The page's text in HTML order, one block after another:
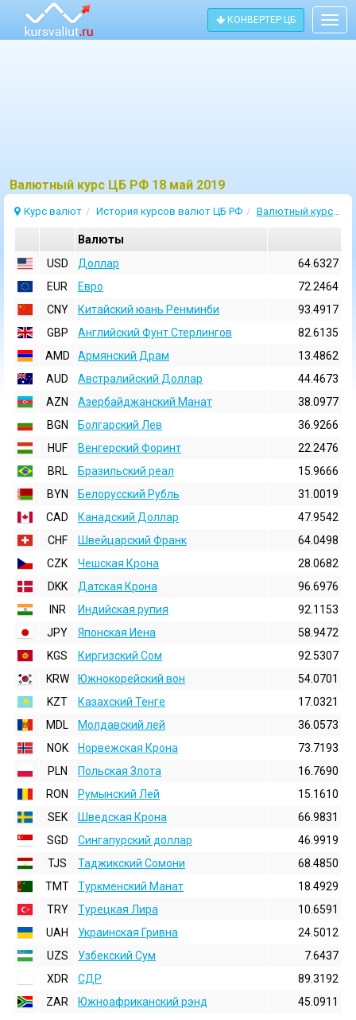
КОНВЕРТЕР ЦБ
Bалютный курс ЦБ РФ 18 май 2019
Курс валют История курсов валют ЦБ РФ Валютный курс 18 Май 2019
Валюты
USD
Доллар
64.6327
EUR
Евро
72.2464
CNY
Китайский юань Ренминби
93.4917
GBP
Английский Фунт Стерлингов
82.6135
AMD
Армянский Драм
13.4862
AUD
Австралийский Доллар
44.4673
AZN
Азербайджанский Манат
38.0977
BGN
Болгарский Лев
36.9266
HUF
Венгерский Форинт
22.2476
BRL
Бразильский реал
15.9666
BYN
Белорусский Рубль
31.0019
CAD
Канадский Доллар
47.9542
CHF
Швейцарский Франк
64.0498
CZK
Чешская Крона
28.0682
DKK
Датская Крона
96.6976
INR
Индийская pупия
92.1153
JPY
Японская Иена
58.9472
KGS
Киргизский Сом
92.5307
KRW
Южнокорейский вон
54.0701
KZT
Казахский Тенге
17.0321
MDL
Молдавский лей
36.0573
NOK
Норвежская Крона
73.7193
PLN
Польская Злота
16.7690
RON
Румынский Лей
15.1610
SEK
Шведская Крона
66.9831
SGD
Сингапурский доллар
46.9919
TJS
Таджикский Сомони
68.4850
TMT
Туркменский Манат
18.4929
TRY
Турецкая Лира
10.6591
UAH
Украинская Гривна
24.5012
UZS
Узбекский Сум
7.6437
XDR
СДР
89.3192
ZAR
Южноафриканский рэнд 45.0911